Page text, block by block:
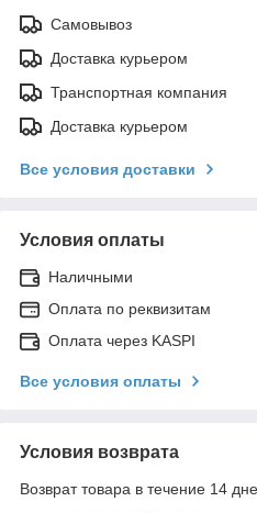
Самовывоз
Доставка курьером
Транспортная компания
Доставка курьером
Все условия доставки
Условия оплаты
Наличными
Оплата по реквизитам
Оплата через KASPI
Все условия оплаты
Условия возврата
Возврат товара в течение 14